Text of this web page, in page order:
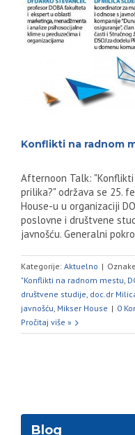
Konflikti na radnom
Afternoon Talk:
prilika?" održava se 25.
House-u u organizaciji
poslovne i društvene
javnošću. Generalni
Kategorije: Aktuelno |
"Konflikti na radnom mestu,
društvene studije, doc.dr
javnošću, Mikser House | 0
Pročitaj više »
Blog